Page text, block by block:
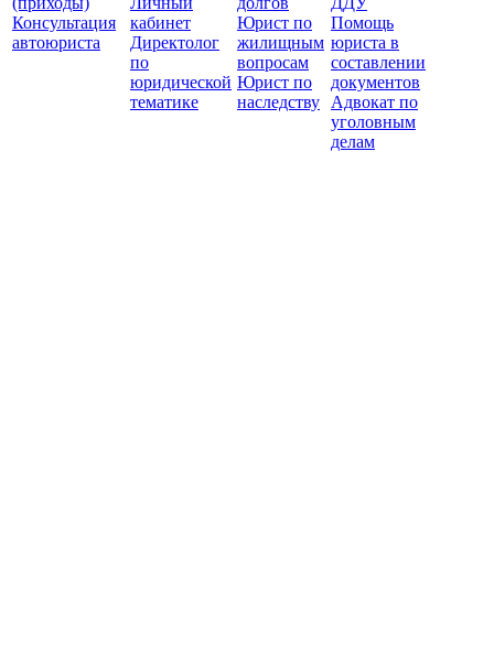
Консультация
автоюриста
кабинет
Директолог
по
юридической
тематике
Юрист по
жилищным
вопросам
Юрист по
наследству
Помощь
юриста в
составлении
документов
Адвокат по
уголовным
делам